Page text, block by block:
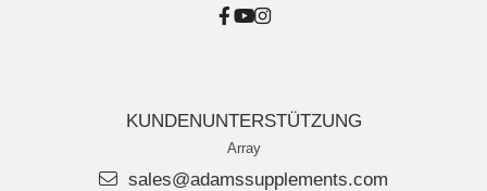
KUNDENUNTERSTÜTZUNG
Array
sales@adamssupplements.com